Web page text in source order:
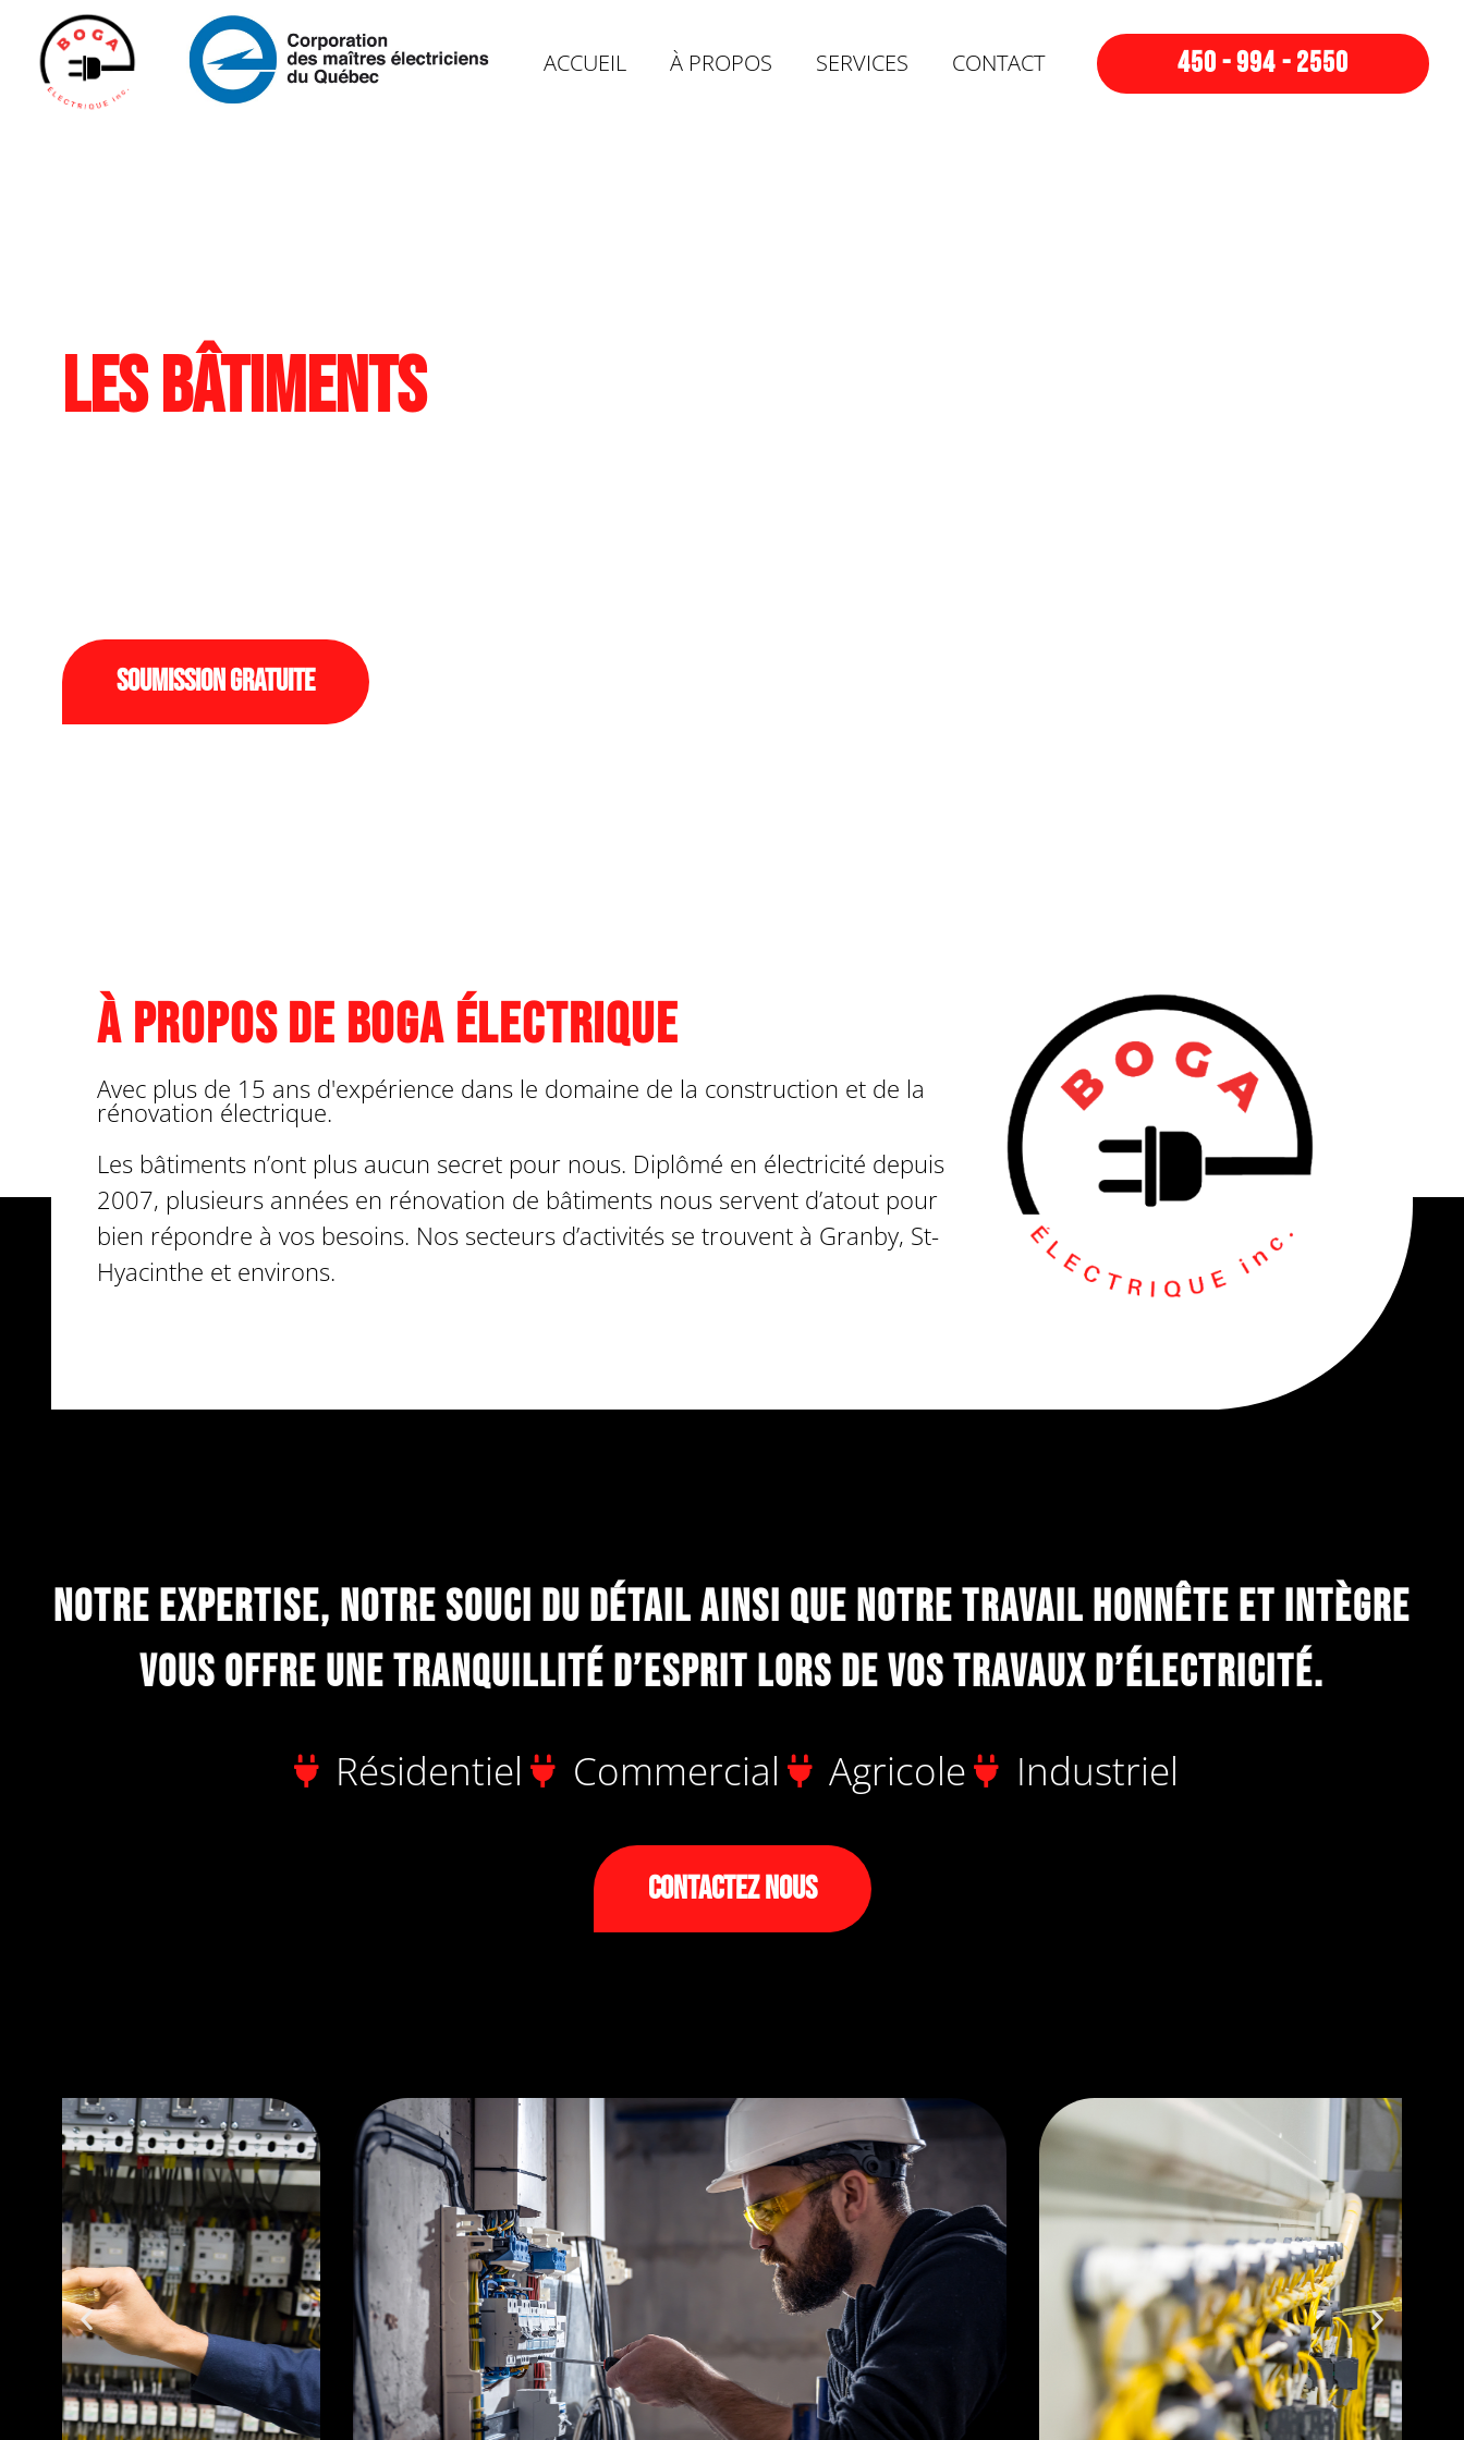
ACCUEIL À PROPOS SERVICES CONTACT 450 - 994 - 2550
Les bâtiments
Soumission gratuite
À propos de Boga Électrique
Avec plus de 15 ans d'expérience dans le domaine de la construction et de la
rénovation électrique.
Les bâtiments n’ont plus aucun secret pour nous. Diplômé en électricité depuis
2007, plusieurs années en rénovation de bâtiments nous servent d’atout pour
bien répondre à vos besoins. Nos secteurs d’activités se trouvent à Granby, St-
Hyacinthe et environs.
Notre expertise, Notre souci du détail ainsi que notre travail honnête et intègre
vous offre une tranquillité d’esprit lors de vos travaux d’électricité.
Résidentiel Commercial Agricole Industriel
Contactez Nous